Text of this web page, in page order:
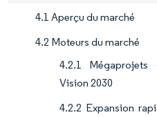
4.1 Aperçu du marché
4.2 Moteurs du marché
4.2.1 Mégaprojets
Vision 2030
4.2.2 Expansion